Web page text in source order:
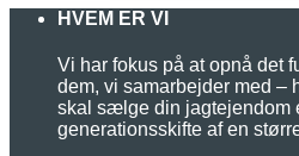
HVEM ER VI
Vi har fokus på at opnå det
dem, vi samarbejder med –
skal sælge din jagtejendom
generationsskifte af en